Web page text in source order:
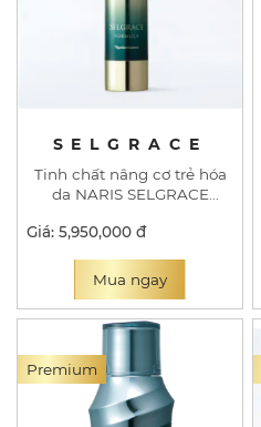
SELGRACE
Tinh chất nâng cơ trẻ hóa
da NARIS SELGRACE
Giá: 5,950,000 đ
Mua ngay
Premium